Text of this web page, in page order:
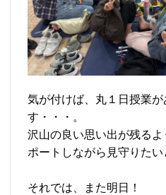
気が付けば、丸１日授業
す・・・。
沢山の良い思い出が残る
ポートしながら見守りたい
それでは、また明日！